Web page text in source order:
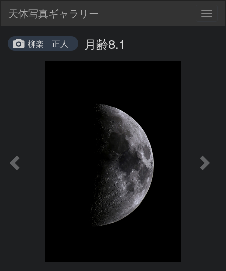
天体写真ギャラリー
柳楽 正人 月齢8.1